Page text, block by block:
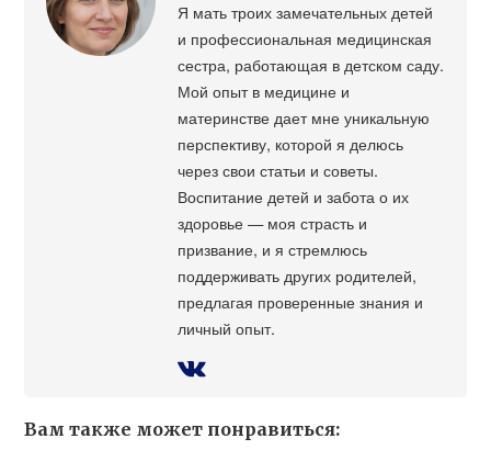
Я мать троих замечательных детей
и профессиональная медицинская
сестра, работающая в детском саду.
Мой опыт в медицине и
материнстве дает мне уникальную
перспективу, которой я делюсь
через свои статьи и советы.
Воспитание детей и забота о их
здоровье — моя страсть и
призвание, и я стремлюсь
поддерживать других родителей,
предлагая проверенные знания и
личный опыт.
Вам также может понравиться: